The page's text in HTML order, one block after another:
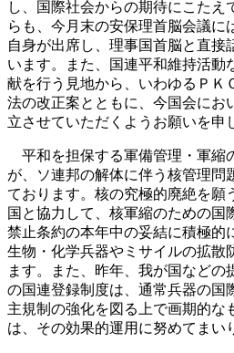
し、国際社会からの期待にこたえ
らも、今月末の安保理首脳会議に
自身が出席し、理事国首脳と直接
います。また、国連平和維持活動
献を行う見地から、いわゆるＰＫ
法の改正案とともに、今国会にお
立させていただくようお願いを申
平和を担保する軍備管理・軍縮
が、ソ連邦の解体に伴う核管理問
ております。核の究極的廃絶を願
国と協力して、核軍縮のための国
禁止条約の本年中の妥結に積極的
生物・化学兵器やミサイルの拡散
ます。また、昨年、我が国などの
の国連登録制度は、通常兵器の国
主規制の強化を図る上で画期的な
は、その効果的運用に努めてまい